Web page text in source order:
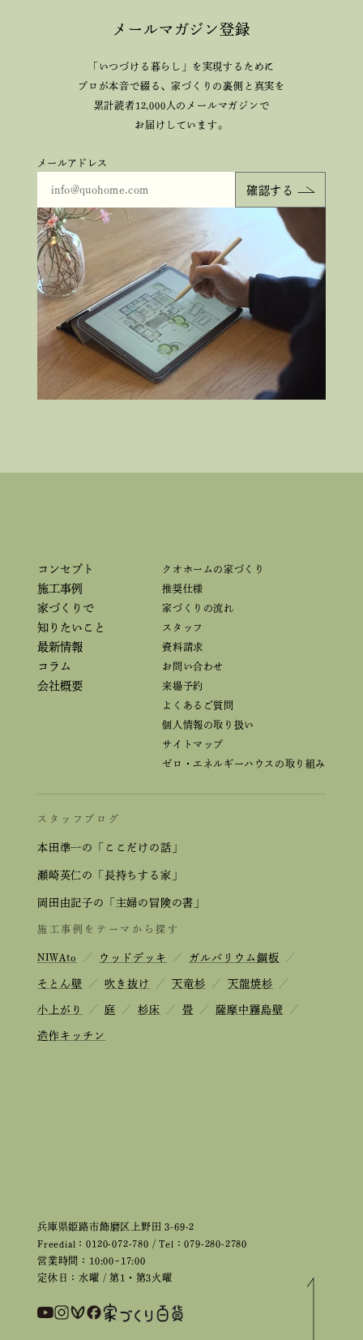
メールマガジン登録
「いつづける暮らし」を実現するために
プロが本音で綴る、家づくりの裏側と真実を
累計読者12,000人のメールマガジンで
お届けしています。
メールアドレス
兵庫県姫路市飾磨区上野田 3-69-2
Freedial：0120-072-780 / Tel：079-280-2780
営業時間：10:00~17:00
定休日：水曜 / 第1・第3火曜
コンセプト
施工事例
家づくりで
知りたいこと
最新情報
コラム
会社概要
クオホームの家づくり
推奨仕様
家づくりの流れ
スタッフ
資料請求
お問い合わせ
来場予約
よくあるご質問
個人情報の取り扱い
サイトマップ
ゼロ・エネルギーハウスの取り組み
スタッフブログ
本田準一の「ここだけの話」
瀬崎英仁の「長持ちする家」
岡田由記子の「主婦の冒険の書」
施工事例をテーマから探す
NIWAto ／ ウッドデッキ ／ ガルバリウム鋼板 ／
そとん壁 ／ 吹き抜け ／ 天竜杉 ／ 天龍焼杉 ／
小上がり ／ 庭 ／ 杉床 ／ 畳 ／ 薩摩中霧島壁 ／
造作キッチン